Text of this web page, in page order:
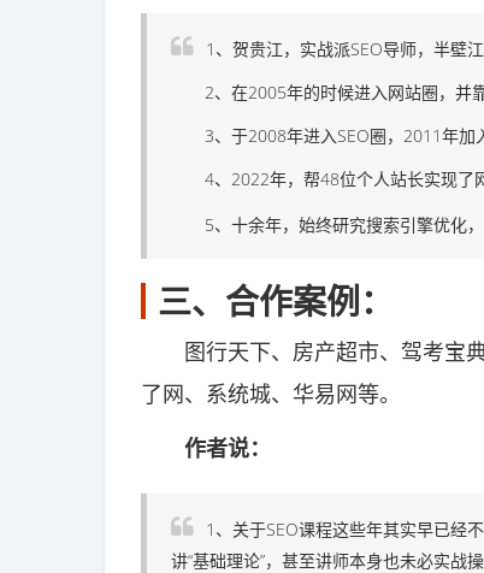
1、贺贵江，实战派SEO导师，半壁
2、在2005年的时候进入网站圈，并
3、于2008年进入SEO圈，2011年加
4、2022年，帮48位个人站长实现了网
5、十余年，始终研究搜索引擎优化，
三、合作案例：
图行天下、房产超市、驾考宝典
了网、系统城、华易网等。
作者说：
1、关于SEO课程这些年其实早已经
讲“基础理论”，甚至讲师本身也未必实战